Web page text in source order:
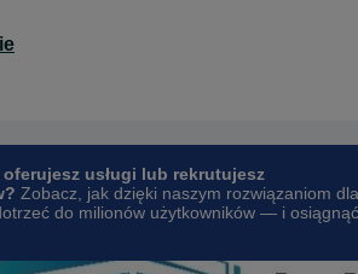
oferujesz usługi lub rekrutujesz
Zobacz, jak dzięki naszym rozwiązaniom dla
do milionów użytkowników — i osiągnąć